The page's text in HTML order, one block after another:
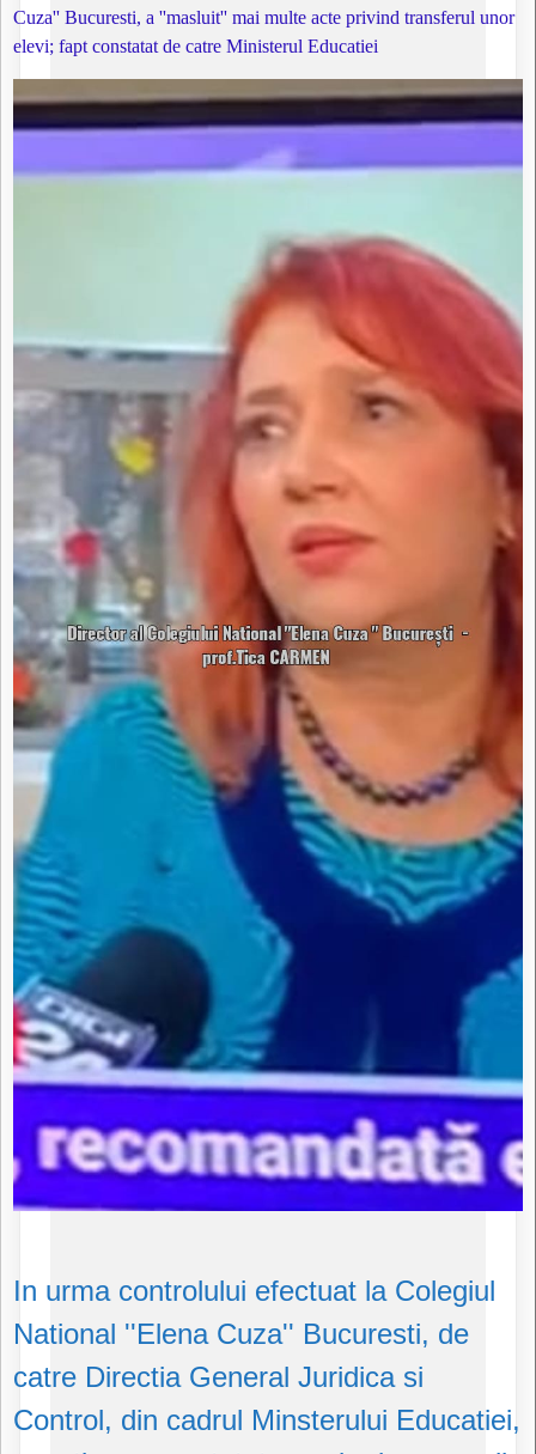
Cuza'' Bucuresti, a ''masluit'' mai multe acte privind transferul unor
elevi; fapt constatat de catre Ministerul Educatiei
In urma controlului efectuat la Colegiul
National ''Elena Cuza'' Bucuresti, de
catre Directia General Juridica si
Control, din cadrul Minsterului Educatiei,